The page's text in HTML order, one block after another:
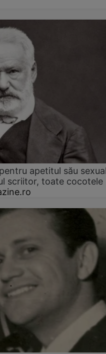
apetitul său
scriitor, toate cocotele